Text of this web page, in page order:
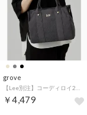
grove
￥4,479